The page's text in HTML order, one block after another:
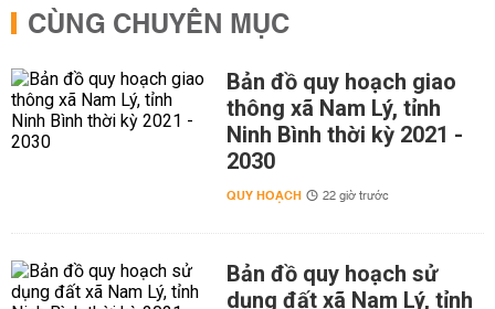
CÙNG CHUYÊN MỤC
Bản đồ quy hoạch giao
thông xã Nam Lý, tỉnh
Ninh Bình thời kỳ 2021 -
2030
QUY HOẠCH 22 giờ trước
Bản đồ quy hoạch sử
dụng đất xã Nam Lý, tỉnh